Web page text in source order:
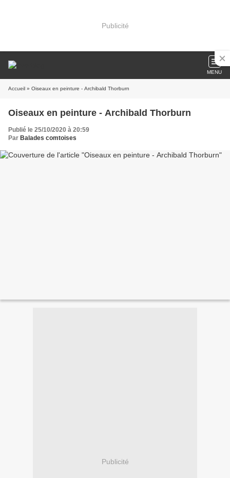
Publicité
MENU
Accueil » Oiseaux en peinture - Archibald Thorburn
Oiseaux en peinture - Archibald Thorburn
Publié le 25/10/2020 à 20:59
Par Balades comtoises
Publicité